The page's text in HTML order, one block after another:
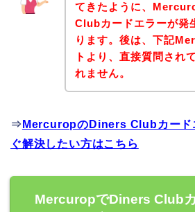
てきたように、
Clubカードエラーが発
ります。後は、下記
トより、直接質問され
れません。
⇒ MercuropのDiners Clubカード
ぐ解決したい方はこちら
MercuropでDiners Club